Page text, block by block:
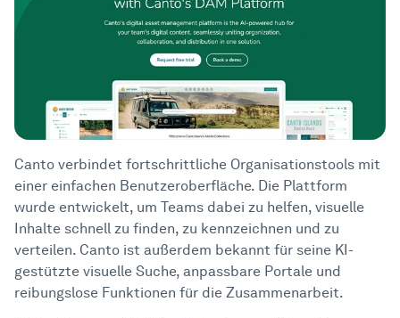
Canto verbindet fortschrittliche Organisationstools mit
einer einfachen Benutzeroberfläche. Die Plattform
wurde entwickelt, um Teams dabei zu helfen, visuelle
Inhalte schnell zu finden, zu kennzeichnen und zu
verteilen. Canto ist außerdem bekannt für seine KI-
gestützte visuelle Suche, anpassbare Portale und
reibungslose Funktionen für die Zusammenarbeit.